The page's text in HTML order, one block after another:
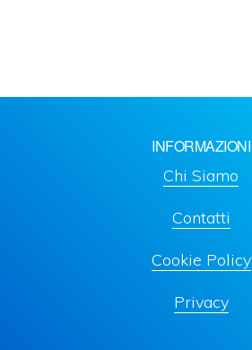
INFORMAZIONI
Chi Siamo
Contatti
Cookie Policy
Privacy